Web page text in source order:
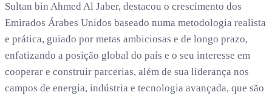
Sultan bin Ahmed Al Jaber, destacou o crescimento dos
Emirados Árabes Unidos baseado numa metodologia realista
e prática, guiado por metas ambiciosas e de longo prazo,
enfatizando a posição global do país e o seu interesse em
cooperar e construir parcerias, além de sua liderança nos
campos de energia, indústria e tecnologia avançada, que são